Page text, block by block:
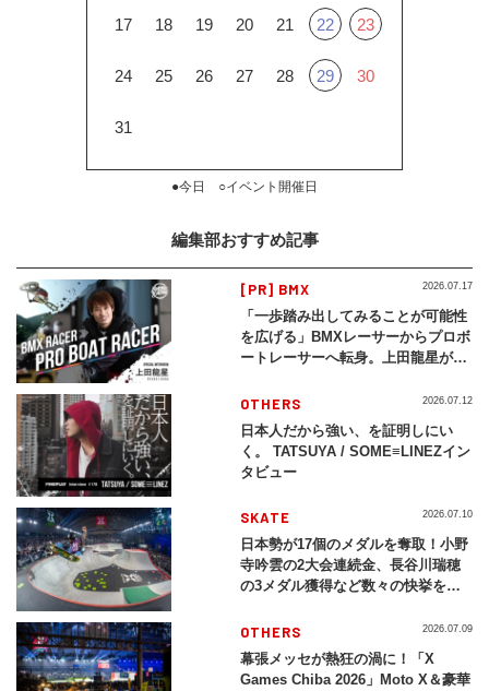
17 18 19 20 21 22 23
24 25 26 27 28 29 30
31
●今日 ○イベント開催日
編集部おすすめ記事
[PR] BMX
「一歩踏み出してみることが可能性
を広げる」BMXレーサーからプロボ
ートレーサーへ転身。上田龍星が体
2026.07.17
OTHERS
日本人だから強い、を証明しにい
く。 TATSUYA / SOME≡LINEZイン
タビュー
2026.07.12
SKATE
日本勢が17個のメダルを奪取！小野
寺吟雲の2大会連続金、長谷川瑞穂
の3メダル獲得など数々の快挙をプ
2026」
2026.07.10
OTHERS
幕張メッセが熱狂の渦に！「X
Games Chiba 2026」Moto X＆豪華
2026.07.09